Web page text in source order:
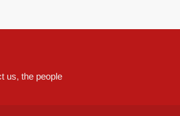
us, the people